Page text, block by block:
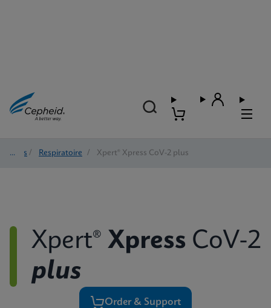
Tests / Respiratoire / Xpert® Xpress CoV-2 plus
Xpert® Xpress CoV-2
plus
Order & Support